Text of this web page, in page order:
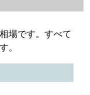
場です。すべて
。